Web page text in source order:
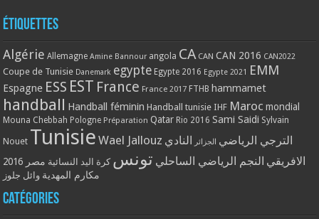
Étiquettes
Algérie Allemagne Amine Bannour angola CA CAN CAN 2016 CAN2022
Coupe de Tunisie Danemark egypte Egypte 2016 Egypte 2021 EMM
Espagne ESS EST France France 2017 FTHB hammamet
handball Handball féminin Handball tunisie IHF Maroc mondial
Mouna Chebbah Pologne Préparation Qatar Rio 2016 Sami Saidi Sylvain
Nouet Tunisie Wael Jallouz الترجي الرياضي الجزائر
النادي
الافريقي النجم الرياضي الساحلي تونس كرة اليد النسائية مصر 2016
مكارم المهدية وائل جلوز
Catégories